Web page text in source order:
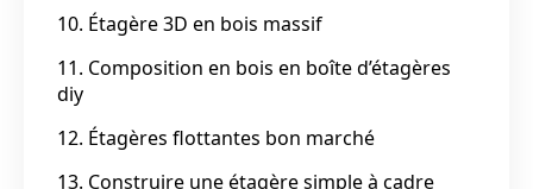
10. Étagère 3D en bois massif
11. Composition en bois en boîte d’étagères
diy
12. Étagères flottantes bon marché
13. Construire une étagère simple à cadre